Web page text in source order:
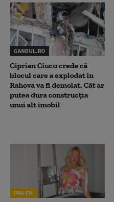
GANDUL.RO
Ciprian Ciucu crede că
blocul care a explodat în
Rahova va fi demolat. Cât ar
putea dura construcția
unui alt imobil
PRO FM